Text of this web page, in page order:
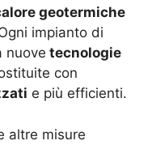
geotermiche
impianto di
nuove tecnologie
con
e più efficienti.
altre misure